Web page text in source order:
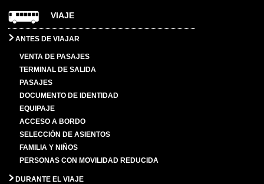
VIAJE
ANTES DE VIAJAR
VENTA DE PASAJES
TERMINAL DE SALIDA
PASAJES
DOCUMENTO DE IDENTIDAD
EQUIPAJE
ACCESO A BORDO
SELECCIÓN DE ASIENTOS
FAMILIA Y NIÑOS
PERSONAS CON MOVILIDAD REDUCIDA
DURANTE EL VIAJE